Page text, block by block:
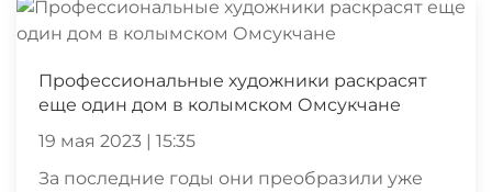
Профессиональные художники раскрасят
еще один дом в колымском Омсукчане
19 мая 2023 | 15:35
За последние годы они преобразили уже